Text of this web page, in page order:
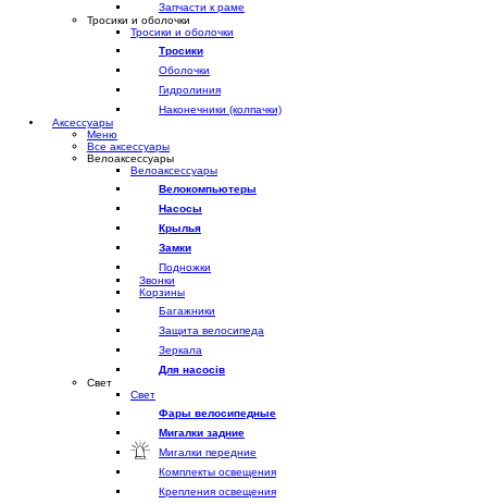
Запчасти к раме
Тросики и оболочки
Тросики и оболочки
Тросики
Оболочки
Гидролиния
Наконечники (колпачки)
Аксессуары
Меню
Все аксессуары
Велоаксессуары
Велоаксессуары
Велокомпьютеры
Насосы
Крылья
Замки
Подножки
Звонки
Корзины
Багажники
Защита велосипеда
Зеркала
Для насосів
Свет
Свет
Фары велосипедные
Мигалки задние
Мигалки передние
Комплекты освещения
Крепления освещения